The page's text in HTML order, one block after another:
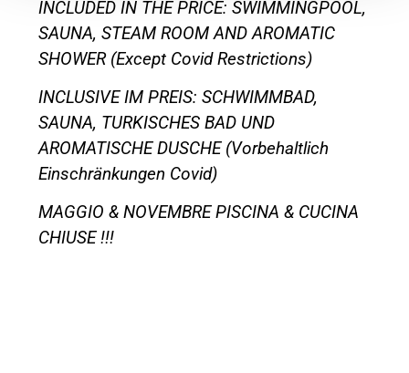
INCLUDED IN THE PRICE: SWIMMINGPOOL,
SAUNA, STEAM ROOM AND AROMATIC
SHOWER (Except Covid Restrictions)
INCLUSIVE IM PREIS: SCHWIMMBAD,
SAUNA, TURKISCHES BAD UND
AROMATISCHE DUSCHE (Vorbehaltlich
Einschränkungen Covid)
MAGGIO & NOVEMBRE PISCINA & CUCINA
CHIUSE !!!